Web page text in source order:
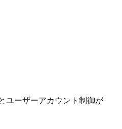
ユーザーアカウント制御が